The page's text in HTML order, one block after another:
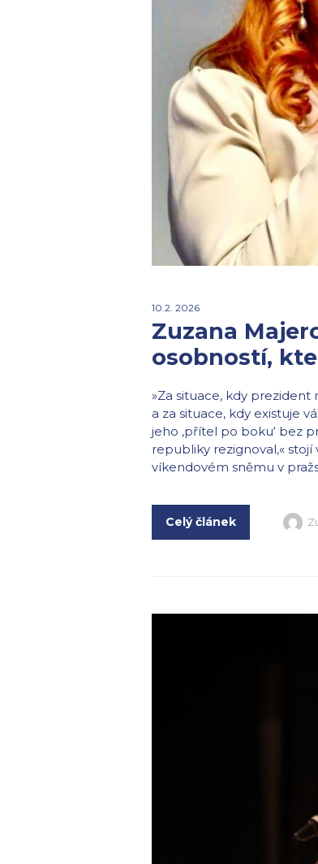
10.2. 2026
Zuzana
osobností,
»Za situace, kdy prezident
a za situace, kdy existuje
jeho ‚přítel po boku‘ bez
republiky rezignoval,«
víkendovém sněmu v
Celý článek